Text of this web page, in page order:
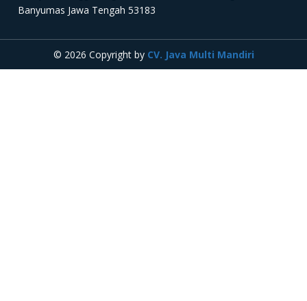
Banyumas Jawa Tengah 53183
© 2026 Copyright by CV. Java Multi Mandiri